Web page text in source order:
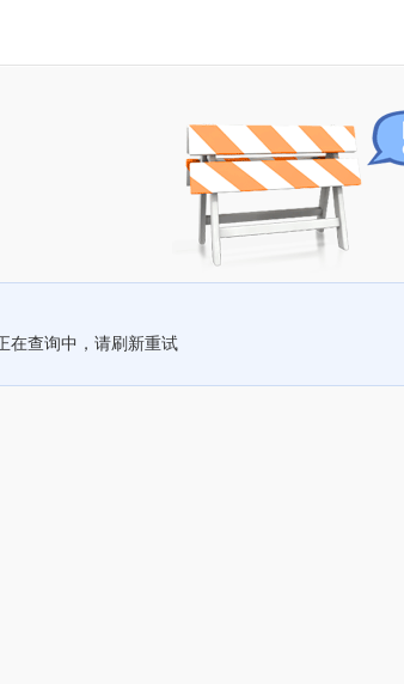
在查询中，请刷新重试